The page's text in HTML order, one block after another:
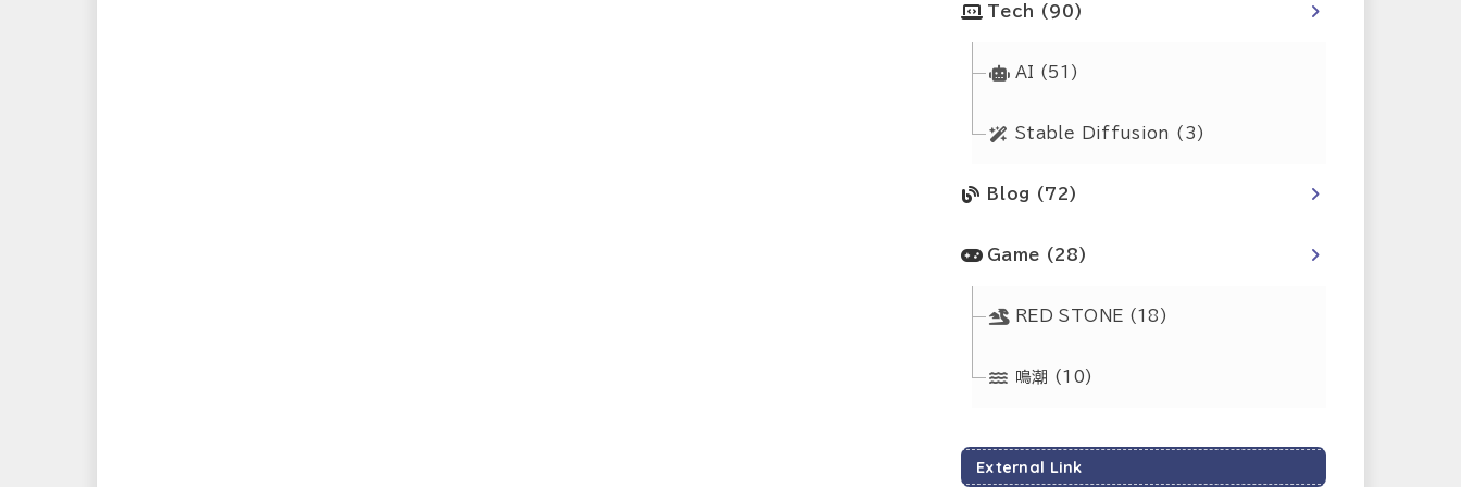
Tech (90)
AI (51)
Stable Diffusion (3)
Blog (72)
Game (28)
RED STONE (18)
鳴潮 (10)
External Link